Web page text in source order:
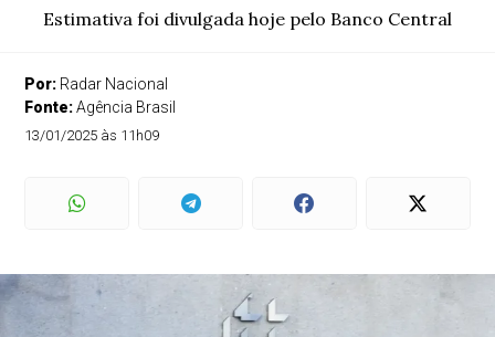
Estimativa foi divulgada hoje pelo Banco Central
Por: Radar Nacional
Fonte:Agência Brasil
13/01/2025 às 11h09